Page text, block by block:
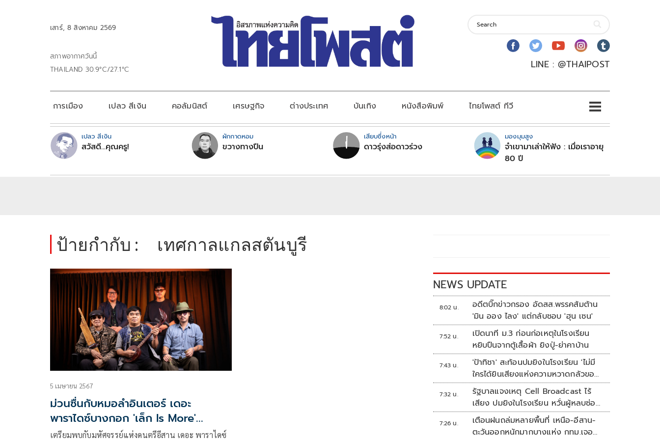
เสาร์, 8 สิงหาคม 2569
สภาพอากาศวันนี้
THAILAND 30.9°C/27.1°C
LINE : @THAIPOST
การเมือง เปลว สีเงิน คอลัมนิสต์ เศรษฐกิจ ต่างประเทศ บันเทิง หนังสือพิมพ์ ไทยโพสต์ ทีวี
เปลว สีเงิน
สวัสดี...คุณครู!
ผักกาดหอม
ขวางทางปืน
เสียบซึ่งหน้า
ดาวรุ่งส่อดาวร่วง
มองมุมสูง
จำเขามาเล่าให้ฟัง : เมื่อเราอายุ
80 ปี
ป้ายกำกับ : เทศกาลแกลสตันบูรี
5 เมษายน 2567
ม่วนซื่นกับหมอลำอินเตอร์ เดอะ
พาราไดซ์บางกอก 'เล็ก Is More'
หมายเลข 2
เตรียมพบกับมหัศจรรย์แห่งดนตรีอีสาน เดอะ พาราไดซ์
NEWS UPDATE
8:02 น.
อดีตบิ๊กข่าวกรอง อัดสส.พรรคส้มต้าน
'มิน ออง ไลง' แต่กลับชอบ 'ฮุน เซน'
7:52 น.
เปิดนาที ม.3 ก่อนก่อเหตุในโรงเรียน
หยิบปืนจากตู้เสื้อผ้า ยิงปู่-ย่าคาบ้าน
7:43 น.
'ป้าทิชา' สะท้อนปมยิงในโรงเรียน 'ไม่มี
ใครได้ยินเสียงแห่งความหวาดกลัวของ
เขา'
7:32 น.
รัฐบาลแจงเหตุ Cell Broadcast ไร้
เสียง ปมยิงในโรงเรียน หวั่นผู้หลบซ่อน
ตกเป็นเป้า
7:26 น.
เตือนฝนถล่มหลายพื้นที่ เหนือ-อีสาน-
ตะวันออกหนักมากบางแห่ง กทม.เจอ